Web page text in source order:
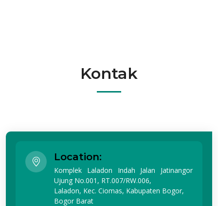
Kontak
Location:
Komplek Laladon Indah Jalan Jatinangor
Ujung No.001, RT.007/RW.006,
Laladon, Kec. Ciomas, Kabupaten Bogor,
Bogor Barat